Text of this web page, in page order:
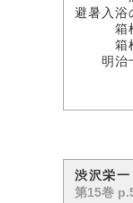
避暑入浴
箱根
箱
明
渋沢栄
第15巻